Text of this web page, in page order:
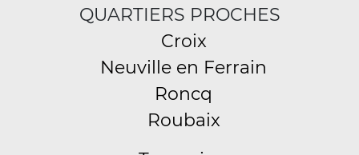
QUARTIERS PROCHES
Croix
Neuville en Ferrain
Roncq
Roubaix